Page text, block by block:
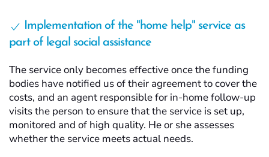
Implementation of the "home help" service as
part of legal social assistance
The service only becomes effective once the funding
bodies have notified us of their agreement to cover the
costs, and an agent responsible for in-home follow-up
visits the person to ensure that the service is set up,
monitored and of high quality. He or she assesses
whether the service meets actual needs.